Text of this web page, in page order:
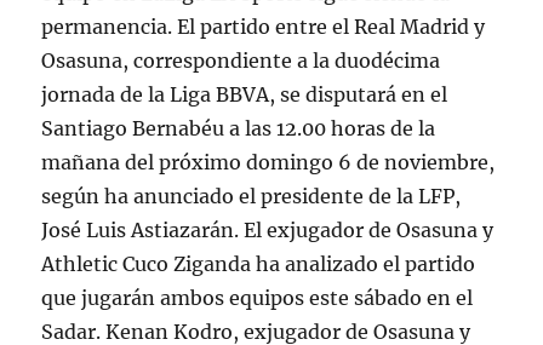
permanencia. El partido entre el Real Madrid y
Osasuna, correspondiente a la duodécima
jornada de la Liga BBVA, se disputará en el
Santiago Bernabéu a las 12.00 horas de la
mañana del próximo domingo 6 de noviembre,
según ha anunciado el presidente de la LFP,
José Luis Astiazarán. El exjugador de Osasuna y
Athletic Cuco Ziganda ha analizado el partido
que jugarán ambos equipos este sábado en el
Sadar. Kenan Kodro, exjugador de Osasuna y